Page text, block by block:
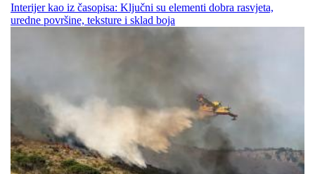
Interijer kao iz časopisa: Ključni su elementi dobra rasvjeta,
uredne površine, teksture i sklad boja